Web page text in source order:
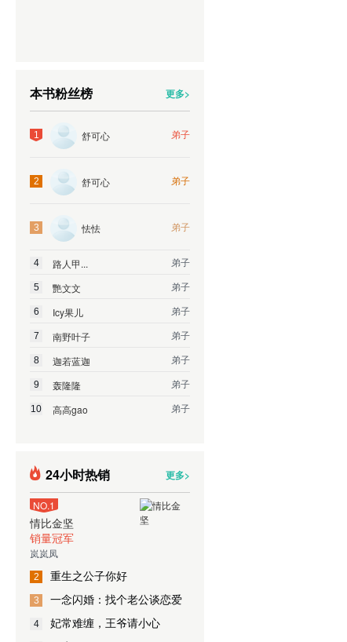
本书粉丝榜 更多>
1 舒可心 弟子
2 舒可心 弟子
3 怯怯 弟子
4 路人甲... 弟子
5 艷文文 弟子
6 Icy果儿 弟子
7 南野叶子 弟子
8 迦若蓝迦 弟子
9 轰隆隆 弟子
10 高高gao 弟子
24小时热销 更多>
NO.1
情比金坚
销量冠军
岚岚凤
2 重生之公子你好
3 一念闪婚：找个老公谈恋爱
4
妃常难缠，王爷请小心